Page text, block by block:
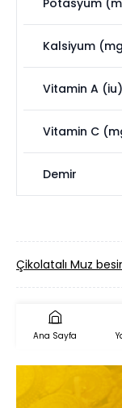
Potasyum
Kalsiyum
Vitamin A (iu)
Vitamin C
Demir
Çikolatalı Muz
Ana Sayfa